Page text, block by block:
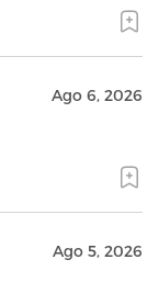
Ago 6, 2026
Ago 5, 2026